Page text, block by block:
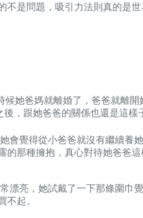
是問題，吸引力法則真的是
她爸媽就離婚了，爸爸就離
，跟她爸爸的關係也還是這樣
覺得從小爸爸就沒有繼續養
那種擁抱，真心對待她爸爸
漂亮，她試戴了一下那條圍巾
不起。